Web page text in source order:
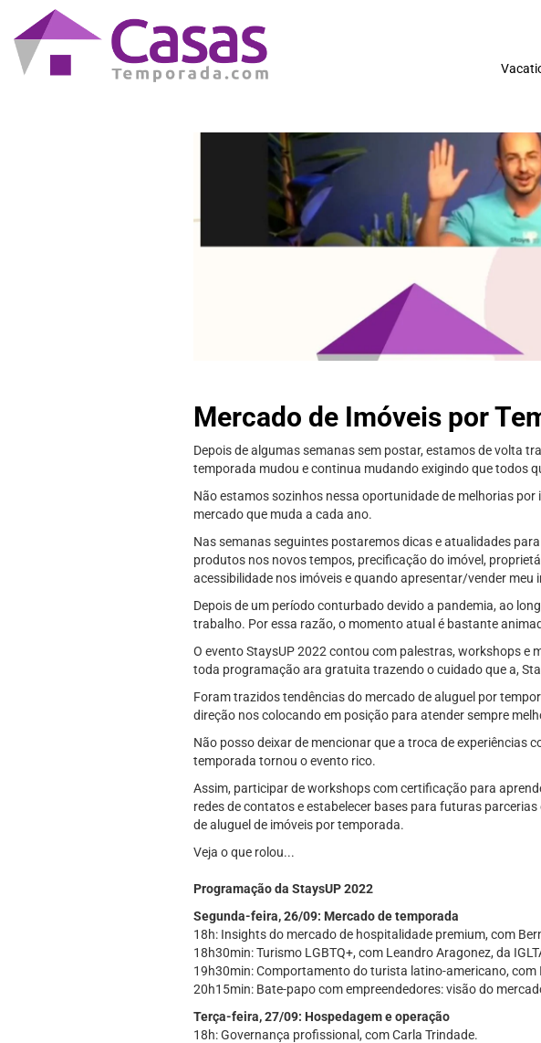
Mercado de Imóveis por
Depois de algumas semanas sem postar, estamos de volta
temporada mudou e continua mudando exigindo que todos
Não estamos sozinhos nessa oportunidade de melhorias
mercado que muda a cada ano.
Nas semanas seguintes postaremos dicas e atualidades
produtos nos novos tempos, precificação do imóvel,
acessibilidade nos imóveis e quando apresentar/vender meu
Depois de um período conturbado devido a pandemia, ao
trabalho. Por essa razão, o momento atual é bastante
O evento StaysUP 2022 contou com palestras, workshops e
toda programação ara gratuita trazendo o cuidado que a,
Foram trazidos tendências do mercado de aluguel por
direção nos colocando em posição para atender sempre
Não posso deixar de mencionar que a troca de experiências
temporada tornou o evento rico.
Assim, participar de workshops com certificação para
redes de contatos e estabelecer bases para futuras
de aluguel de imóveis por temporada.
Veja o que rolou...
Programação da StaysUP 2022
Segunda-feira, 26/09: Mercado de temporada
18h: Insights do mercado de hospitalidade premium, com
18h30min: Turismo LGBTQ+, com Leandro Aragonez, da
19h30min: Comportamento do turista latino-americano, com
20h15min: Bate-papo com empreendedores: visão do
Terça-feira, 27/09: Hospedagem e operação
18h: Governança profissional, com Carla Trindade.